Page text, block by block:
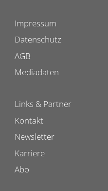
Impressum
Datenschutz
AGB
Mediadaten
Links & Partner
Kontakt
Newsletter
Karriere
Abo